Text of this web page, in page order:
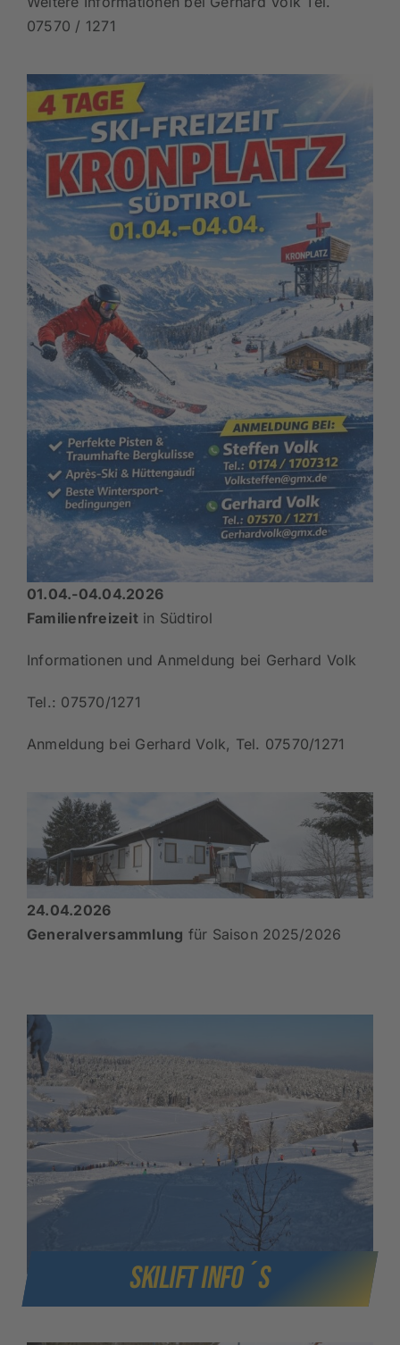
07570 / 1271
01.04.-04.04.2026
Familienfreizeitin Südtirol
Informationen und Anmeldung bei Gerhard Volk
Tel.: 07570/1271
Anmeldung bei Gerhard Volk, Tel. 07570/1271
24.04.2026
Generalversammlung für Saison 2025/2026
SKilift Info´s